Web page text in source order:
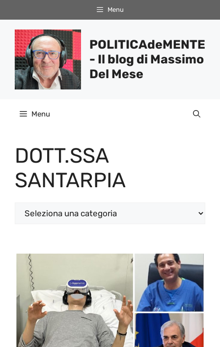
al
contenuto
Menu
POLITICAdeMENTE
- Il blog di Massimo
Del Mese
Menu
DOTT.SSA
SANTARPIA
Categorie